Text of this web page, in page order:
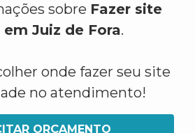
sobre Fazer site
Juiz de Fora.
onde fazer seu site
no atendimento!
ORÇAMENTO